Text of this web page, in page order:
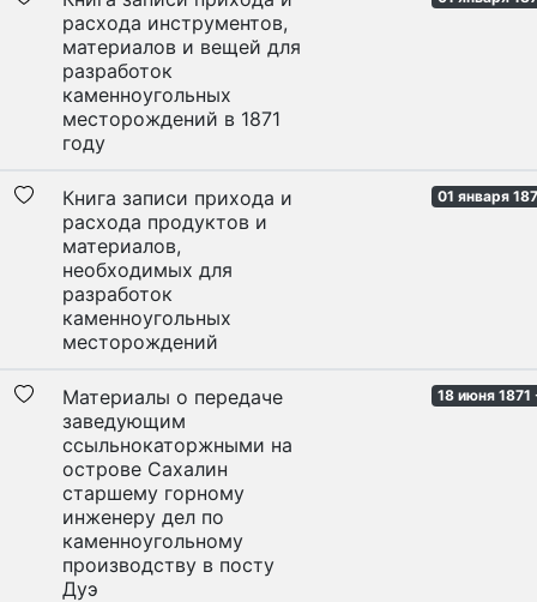
расхода инструментов,
материалов и вещей для
разработок
каменноугольных
месторождений в 1871
году
Книга записи прихода и
расхода продуктов и
материалов,
необходимых для
разработок
каменноугольных
месторождений
01 января
Материалы о передаче
заведующим
ссыльнокаторжными на
острове Сахалин
старшему горному
инженеру дел по
каменноугольному
производству в посту
Дуэ
18 июня 1871